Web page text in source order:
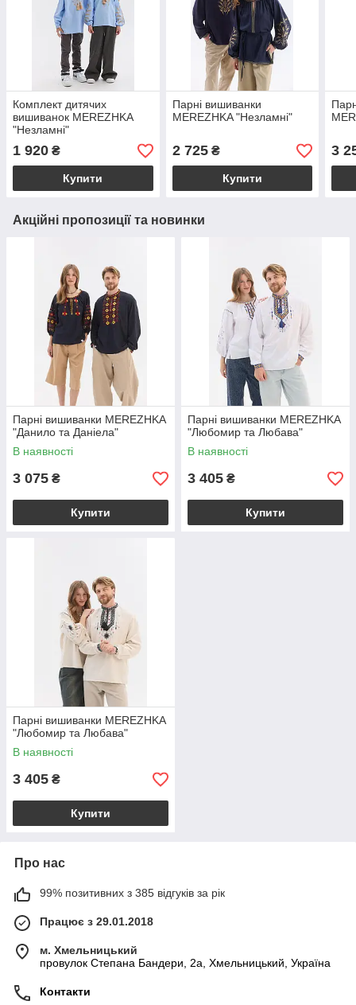
Комплект дитячих
вишиванок MEREZHKA
"Незламні"
1 920 ₴
Купити
Парні вишиванки
MEREZHKA "Незламні"
2 725₴
Купити
3
Акційні пропозиції та новинки
Парні вишиванки MEREZHKA
"Данило та Даніела"
В наявності
3 075 ₴
Купити
Парні вишиванки MEREZHKA
"Любомир та Любава"
В наявності
3 405 ₴
Купити
Парні вишиванки MEREZHKA
"Любомир та Любава"
В наявності
3 405 ₴
Купити
Про нас
99% позитивних з 385 відгуків за рік
Працює з 29.01.2018
м. Хмельницький
провулок Степана Бандери, 2a, Хмельницький, Україна
Контакти